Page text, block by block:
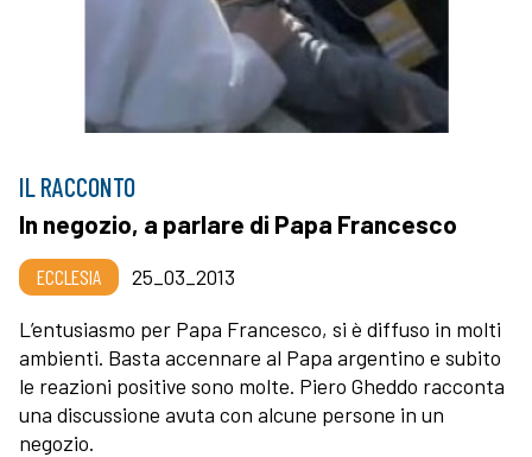
IL RACCONTO
In negozio, a parlare di Papa Francesco
ECCLESIA
25_03_2013
L’entusiasmo per Papa Francesco, si è diffuso in molti
ambienti. Basta accennare al Papa argentino e subito
le reazioni positive sono molte. Piero Gheddo racconta
una discussione avuta con alcune persone in un
negozio.